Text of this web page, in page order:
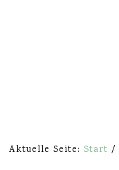
Aktuelle Seite:Start /